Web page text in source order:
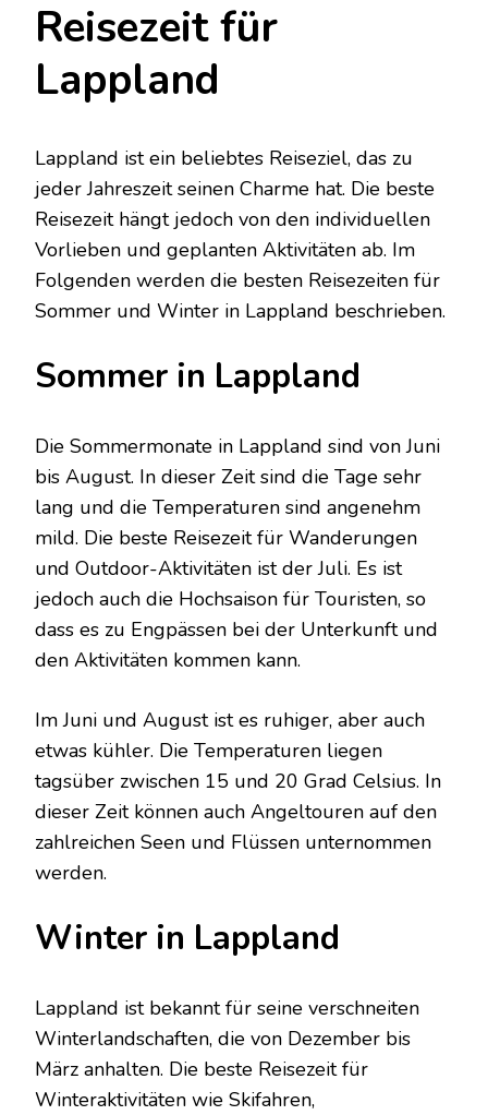
Reisezeit für
Lappland
Lappland ist ein beliebtes Reiseziel, das zu
jeder Jahreszeit seinen Charme hat. Die beste
Reisezeit hängt jedoch von den individuellen
Vorlieben und geplanten Aktivitäten ab. Im
Folgenden werden die besten Reisezeiten für
Sommer und Winter in Lappland beschrieben.
Sommer in Lappland
Die Sommermonate in Lappland sind von Juni
bis August. In dieser Zeit sind die Tage sehr
lang und die Temperaturen sind angenehm
mild. Die beste Reisezeit für Wanderungen
und Outdoor-Aktivitäten ist der Juli. Es ist
jedoch auch die Hochsaison für Touristen, so
dass es zu Engpässen bei der Unterkunft und
den Aktivitäten kommen kann.
Im Juni und August ist es ruhiger, aber auch
etwas kühler. Die Temperaturen liegen
tagsüber zwischen 15 und 20 Grad Celsius. In
dieser Zeit können auch Angeltouren auf den
zahlreichen Seen und Flüssen unternommen
werden.
Winter in Lappland
Lappland ist bekannt für seine verschneiten
Winterlandschaften, die von Dezember bis
März anhalten. Die beste Reisezeit für
Winteraktivitäten wie Skifahren,